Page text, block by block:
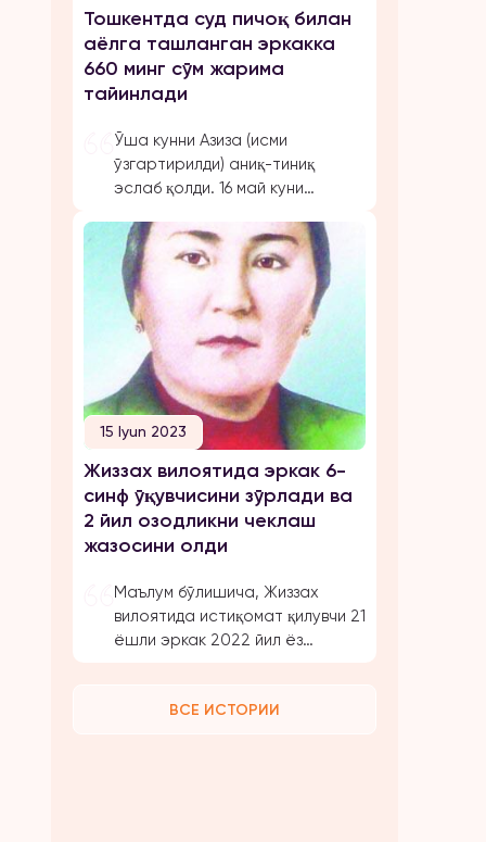
Тошкентда суд пичоқ билан
аёлга ташланган эркакка
660 минг сўм жарима
тайинлади
Ўша кунни Азиза (исми
ўзгартирилди) аниқ-тиниқ
эслаб қолди. 16 май куни
айланишга чиқишади.
Телефони уйда зарядда
қолади.⠀Кўчадан қайтгач,
Азиза унинг атири ҳидини сезди.
Бунгача собиқ эри унда
квартира калитини қолганини
инкор этган. Аёл ҳожатхонага
кириб, ўша ерда бекиниб олди.
Ўғли ҳам синглиси билан хонага
кириб олади.⠀Эркак
ҳожатхона эшигини
тақиллатиб, очишни талаб
қилади. […]
15 Iyun 2023
Жиззах вилоятида эркак 6-
синф ўқувчисини зўрлади ва
2 йил озодликни чеклаш
жазосини олди
Маълум бўлишича, Жиззах
вилоятида истиқомат қилувчи 21
ёшли эркак 2022 йил ёз
вояга етмаган 2010 й.т. йилда
ВСЕ ИСТОРИИ